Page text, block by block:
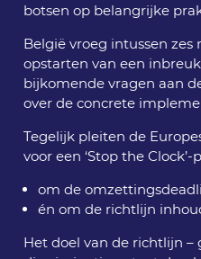
botsen op belangrijke
België vroeg intussen
opstarten van een
bijkomende vragen aan
over de concrete
Tegelijk pleiten de
voor een ‘Stop the
om de
én om de richtlijn
Het doel van de richtlijn